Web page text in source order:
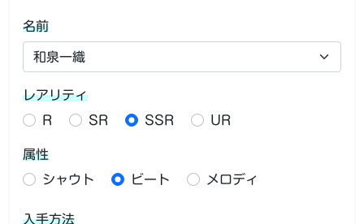
名前
レアリティ
R
SR SSR UR
属性
シャウト
ビート メロディ
入手方法